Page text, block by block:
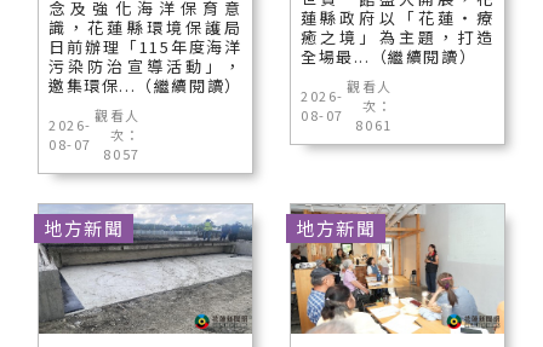
念及強化海洋保育意
識，花蓮縣環境保護局
日前辦理「115年度海洋
污染防治宣導活動」，
邀集環保...（繼續閱讀）
2026-
08-07
觀看人
次：
8057
蓮縣政府以「花蓮‧療
癒之境」為主題，打造
全場最...（繼續閱讀）
2026-
08-07
觀看人
次：
8061
地方新聞 地方新聞